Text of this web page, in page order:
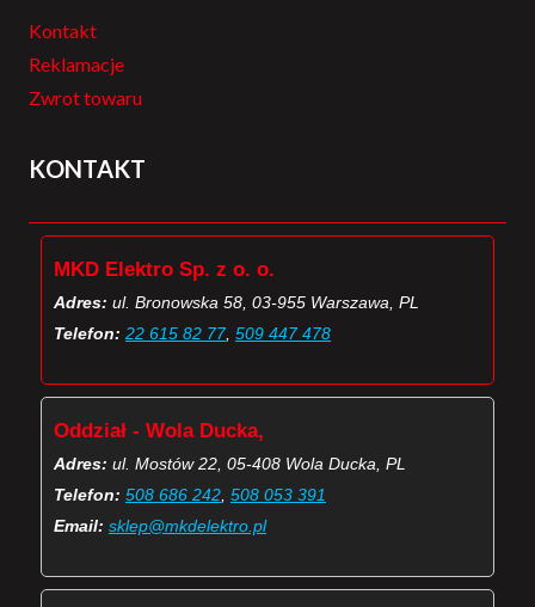
Kontakt
Reklamacje
Zwrot towaru
KONTAKT
MKD Elektro Sp. z o. o.
Adres: ul. Bronowska 58, 03-955 Warszawa, PL
Telefon: 22 615 82 77, 509 447 478
Oddział - Wola Ducka,
Adres: ul. Mostów 22, 05-408 Wola Ducka, PL
Telefon: 508 686 242 508 053 391
Email: sklep@mkdelektro.pl